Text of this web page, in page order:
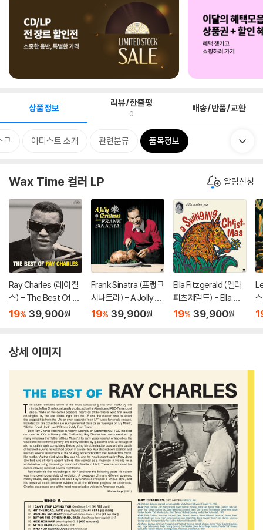
상품정보 리뷰/한줄평
0 배송/반품/교환
크 아티스트 소개 관련분류 품목정보
Wax Time 컬러 LP 알림신청
Ray Charles (레이 찰
스) - The Best Of Ra
y Charles [옐로우 컬
19% 39,900원
Frank Sinatra (프랭크
시나트라) - A Jolly C
hristmas From Fran
19% 39,900원
Ella Fitzgerald (엘라
피츠제럴드) - Ella Wis
hes You A Swinging
19% 39,900원
상세 이미지